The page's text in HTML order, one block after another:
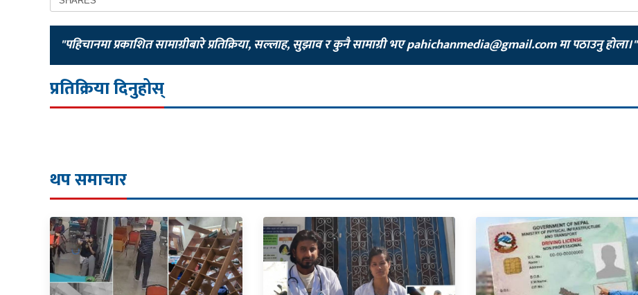
"पहिचानमा प्रकाशित सामाग्रीबारे प्रतिक्रिया, सल्लाह, सुझाव र कुनै सामाग्री भएpahichanmedia@gmail.comमा पठाउनु होला।"
प्रतिक्रिया दिनुहोस्
थप समाचार